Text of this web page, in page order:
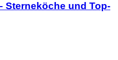
Sterneköche und Top-